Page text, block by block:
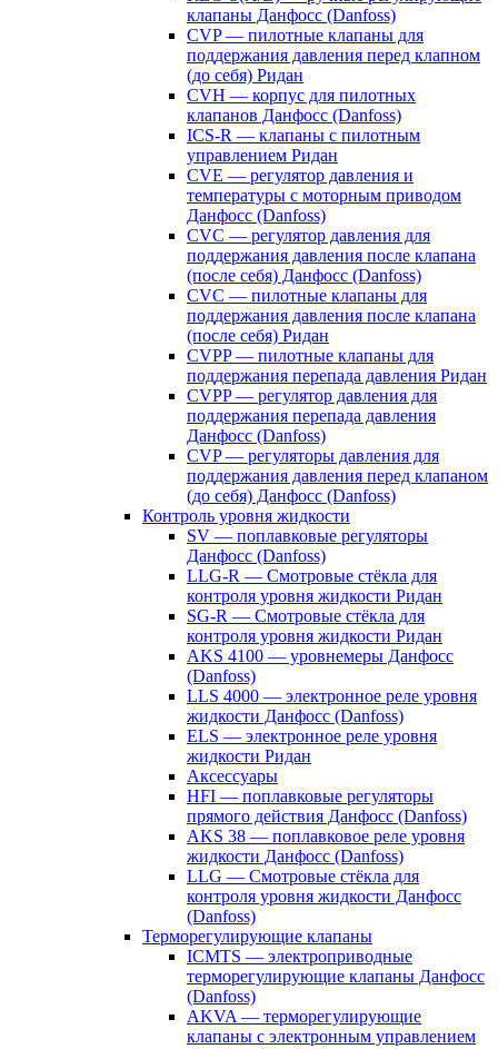
клапаны Данфосс (Danfoss)
CVP — пилотные клапаны для
поддержания давления перед клапном
(до себя) Ридан
CVH — корпус для пилотных
клапанов Данфосс (Danfoss)
ICS-R — клапаны с пилотным
управлением Ридан
CVE — регулятор давления и
температуры с моторным приводом
Данфосс (Danfoss)
CVС — регулятор давления для
поддержания давления после клапана
(после себя) Данфосс (Danfoss)
CVС — пилотные клапаны для
поддержания давления после клапана
(после себя) Ридан
CVPP — пилотные клапаны для
поддержания перепада давления Ридан
CVPP — регулятор давления для
поддержания перепада давления
Данфосс (Danfoss)
CVP — регуляторы давления для
поддержания давления перед клапаном
(до себя) Данфосс (Danfoss)
Контроль уровня жидкости
SV — поплавковые регуляторы
Данфосс (Danfoss)
LLG-R — Смотровые стёкла для
контроля уровня жидкости Ридан
SG-R — Смотровые стёкла для
контроля уровня жидкости Ридан
AKS 4100 — уровнемеры Данфосс
(Danfoss)
LLS 4000 — электронное реле уровня
жидкости Данфосс (Danfoss)
ELS — электронное реле уровня
жидкости Ридан
Аксессуары
HFI — поплавковые регуляторы
прямого действия Данфосс (Danfoss)
AKS 38 — поплавковое реле уровня
жидкости Данфосс (Danfoss)
LLG — Смотровые стёкла для
контроля уровня жидкости Данфосс
(Danfoss)
Терморегулирующие клапаны
ICMTS — электроприводные
терморегулирующие клапаны Данфосс
(Danfoss)
AKVA — терморегулирующие
клапаны с электронным управлением